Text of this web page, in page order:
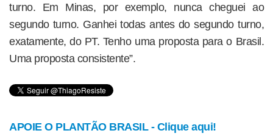
turno. Em Minas, por exemplo, nunca cheguei ao
segundo turno. Ganhei todas antes do segundo turno,
exatamente, do PT. Tenho uma proposta para o Brasil.
Uma proposta consistente”.
APOIE O PLANTÃO BRASIL - Clique aqui!